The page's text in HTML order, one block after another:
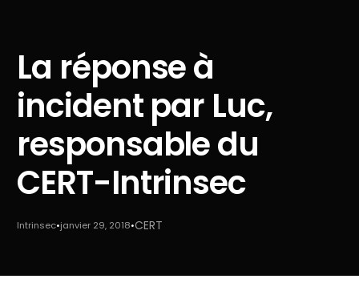
La réponse à
incident par Luc,
responsable du
CERT-Intrinsec
Intrinsec janvier 29, 2018 CERT